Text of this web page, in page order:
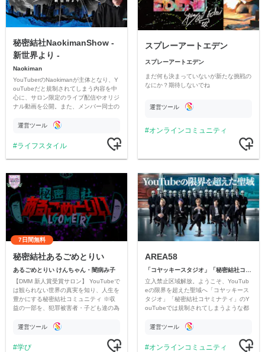
秘密結社NaokimanShow -
新世界より -
Naokiman
YouTuberのNaokimanが主体となり、Y
ouTubeだと規制されてしまう内容を中
心に、サロン限定のライブ配信やオリジ
ナル動画を公開。また、メンバー同士の
ただいています。
運営ツール
ライフスタイル
スプレーアートエデン
スプレーアートエデン
まだ何も決まっていないが新たな挑戦の
なにか？期待しないでね
運営ツール
オンラインコミュニティ
7日間無料
秘密結社あるごめとりい
あるごめとりい けんちゃん・闇病み子
【DMM 新人賞受賞サロン】 YouTubeで
は観られない世界の真実を知り、人生を
豊かにする秘密結社コミュニティ ※収
益の一部を、犯罪被害者・子ども達の為
す運営ツール
学び
AREA58
立入禁止区域解放。ようこそ、YouTub
eの限界を超えた聖域へ「コヤッキース
タジオ」「秘密結社コヤミナティ」のY
ouTubeでは規制されてしまうような都
公開。
運営ツール
オンラインコミュニティ